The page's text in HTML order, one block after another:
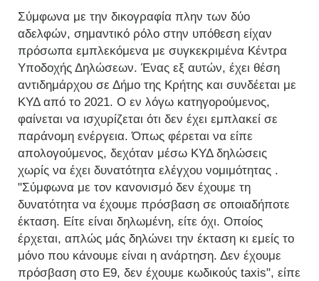
Σύμφωνα με την δικογραφία πλην των δύο
αδελφών, σημαντικό ρόλο στην υπόθεση είχαν
πρόσωπα εμπλεκόμενα με συγκεκριμένα Κέντρα
Υποδοχής Δηλώσεων. Ένας εξ αυτών, έχει θέση
αντιδημάρχου σε Δήμο της Κρήτης και συνδέεται με
ΚΥΔ από το 2021. Ο εν λόγω κατηγορούμενος,
φαίνεται να ισχυρίζεται ότι δεν έχει εμπλακεί σε
παράνομη ενέργεια. Όπως φέρεται να είπε
απολογούμενος, δεχόταν μέσω ΚΥΔ δηλώσεις
χωρίς να έχει δυνατότητα ελέγχου νομιμότητας .
"Σύμφωνα με τον κανονισμό δεν έχουμε τη
δυνατότητα να έχουμε πρόσβαση σε οποιαδήποτε
έκταση. Είτε είναι δηλωμένη, είτε όχι. Οποίος
έρχεται, απλώς μάς δηλώνει την έκταση κι εμείς το
μόνο που κάνουμε είναι η ανάρτηση. Δεν έχουμε
πρόσβαση στο Ε9, δεν έχουμε κωδικούς taxis", είπε